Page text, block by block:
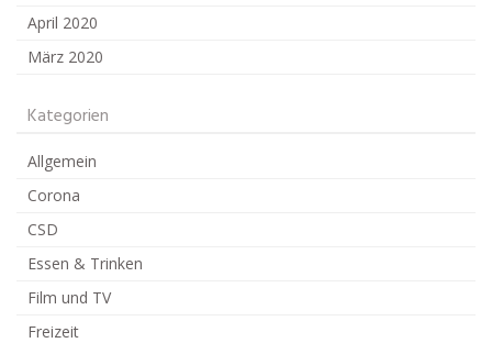
April 2020
März 2020
Kategorien
Allgemein
Corona
CSD
Essen & Trinken
Film und TV
Freizeit